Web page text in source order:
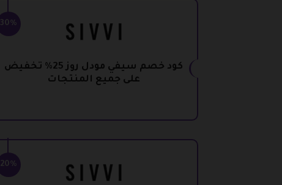
30%
كود خصم سيفي مودل روز 25% تخفيض
على جميع المنتجات
20%